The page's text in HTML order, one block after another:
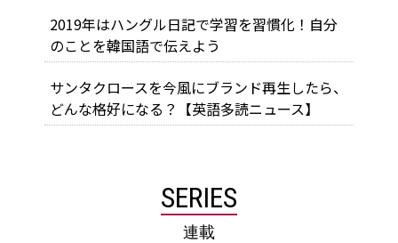
2019年はハングル日記で学習を習慣化！自分
のことを韓国語で伝えよう
サンタクロースを今風にブランド再生したら、
どんな格好になる？【英語多読ニュース】
SERIES
連載